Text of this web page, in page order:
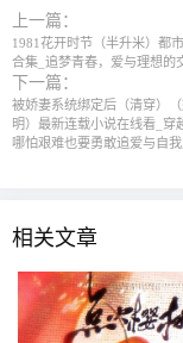
上一篇：
1981花开时节（半升米）都
合集_追梦青春，爱与理想的
下一篇：
被娇妻系统绑定后（清穿）（
明）最新连载小说在线看_穿
哪怕艰难也要勇敢追爱与自
相关文章